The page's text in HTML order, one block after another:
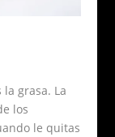
grasa. La
los
le quitas